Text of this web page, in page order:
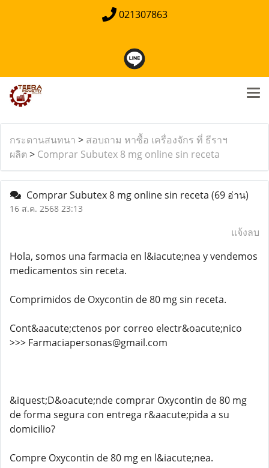
021307863
กระดานสนทนา > สอบถาม หาซื้อ เครื่องจักร ที่ ธีราฯ
ผลิต > Comprar Subutex 8 mg online sin receta
Comprar Subutex 8 mg online sin receta (69 อ่าน)
16 ส.ค. 2568 23:13
แจ้งลบ
Hola, somos una farmacia en l&iacute;nea y vendemos
medicamentos sin receta.
Comprimidos de Oxycontin de 80 mg sin receta.
Cont&aacute;ctenos por correo electr&oacute;nico
>>> Farmaciapersonas@gmail.com
&iquest;D&oacute;nde comprar Oxycontin de 80 mg
de forma segura con entrega r&aacute;pida a su
domicilio?
Compre Oxycontin de 80 mg en l&iacute;nea.